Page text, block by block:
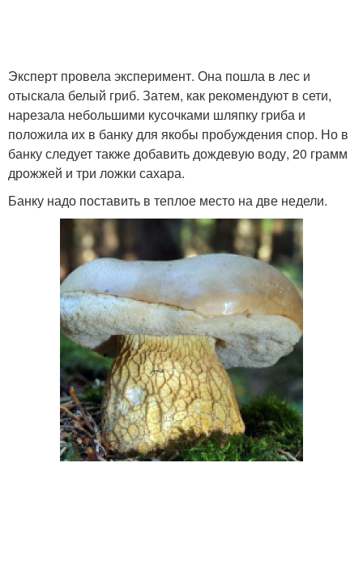
Эксперт провела эксперимент. Она пошла в лес и
отыскала белый гриб. Затем, как рекомендуют в сети,
нарезала небольшими кусочками шляпку гриба и
положила их в банку для якобы пробуждения спор. Но в
банку следует также добавить дождевую воду, 20 грамм
дрожжей и три ложки сахара.
Банку надо поставить в теплое место на две недели.